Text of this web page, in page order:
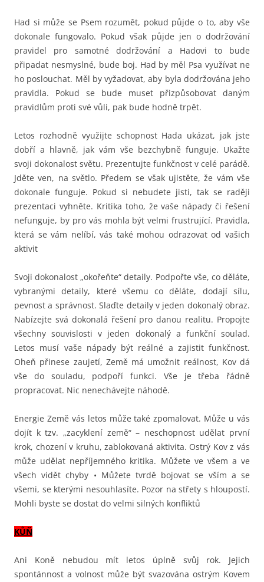
Had si může se Psem rozumět, pokud půjde o to, aby vše
dokonale fungovalo. Pokud však půjde jen o dodržování
pravidel pro samotné dodržování a Hadovi to bude
připadat nesmyslné, bude boj. Had by měl Psa využívat ne
ho poslouchat. Měl by vyžadovat, aby byla dodržována jeho
pravidla. Pokud se bude muset přizpůsobovat daným
pravidlům proti své vůli, pak bude hodně trpět.
Letos rozhodně využijte schopnost Hada ukázat, jak jste
dobří a hlavně, jak vám vše bezchybně funguje. Ukažte
svoji dokonalost světu. Prezentujte funkčnost v celé parádě.
Jděte ven, na světlo. Předem se však ujistěte, že vám vše
dokonale funguje. Pokud si nebudete jisti, tak se raději
prezentaci vyhněte. Kritika toho, že vaše nápady či řešení
nefunguje, by pro vás mohla být velmi frustrující. Pravidla,
která se vám nelíbí, vás také mohou odrazovat od vašich
aktivit
Svoji dokonalost „okořeňte“ detaily. Podpořte vše, co děláte,
vybranými detaily, které všemu co děláte, dodají sílu,
pevnost a správnost. Slaďte detaily v jeden dokonalý obraz.
Nabízejte svá dokonalá řešení pro danou realitu. Propojte
všechny souvislosti v jeden dokonalý a funkční soulad.
Letos musí vaše nápady být reálné a zajistit funkčnost.
Oheň přinese zaujetí, Země má umožnit reálnost, Kov dá
vše do souladu, podpoří funkci. Vše je třeba řádně
propracovat. Nic nenechávejte náhodě.
Energie Země vás letos může také zpomalovat. Může u vás
dojít k tzv. „zacyklení země“ – neschopnost udělat první
krok, chození v kruhu, zablokovaná aktivita. Ostrý Kov z vás
může udělat nepříjemného kritika. Můžete ve všem a ve
všech vidět chyby • Můžete tvrdě bojovat se vším a se
všemi, se kterými nesouhlasíte. Pozor na střety s hloupostí.
Mohli byste se dostat do velmi silných konfliktů
KŮŇ
Ani Koně nebudou mít letos úplně svůj rok. Jejich
spontánnost a volnost může být svazována ostrým Kovem